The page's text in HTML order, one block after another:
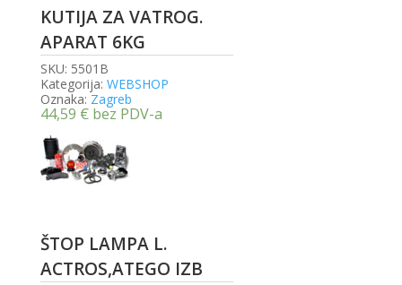
KUTIJA ZA VATROG.
APARAT 6KG
SKU: 5501B
Kategorija: WEBSHOP
Oznaka: Zagreb
44,59 € bez PDV-a
ŠTOP LAMPA L.
ACTROS,ATEGO IZB